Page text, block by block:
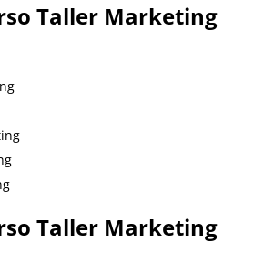
Taller Marketing
Taller Marketing